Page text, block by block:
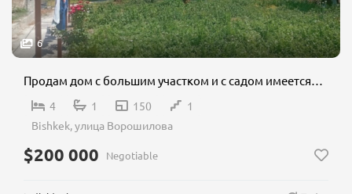
6
Продам дом с большим участком и с садом имеется навес на 4 машины дом находится в с.Новопавловка
4 1 150
1
Bishkek, улица Ворошилова
$200 000 Negotiable